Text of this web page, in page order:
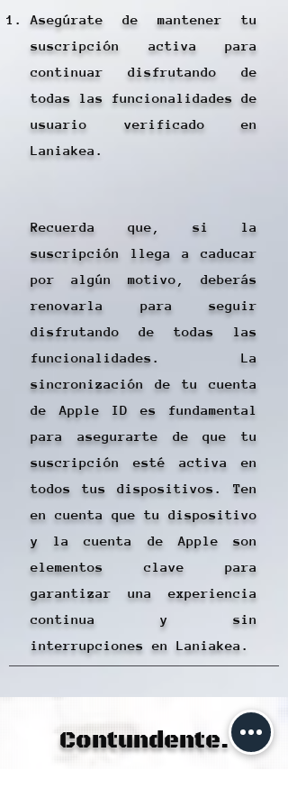
Asegúrate de mantener tu
suscripción activa para
continuar disfrutando de
todas las funcionalidades de
usuario verificado en
Laniakea.
Recuerda que, si la
suscripción llega a caducar
por algún motivo, deberás
renovarla para seguir
disfrutando de todas las
funcionalidades. La
sincronización de tu cuenta
de Apple ID es fundamental
para asegurarte de que tu
suscripción esté activa en
todos tus dispositivos. Ten
en cuenta que tu dispositivo
y la cuenta de Apple son
elementos clave para
garantizar una experiencia
continua y sin
interrupciones en Laniakea.
Contundente.